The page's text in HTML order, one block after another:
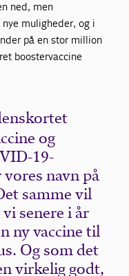
ned, men
muligheder, og i
på en stor million
boostervaccine
og
19-
navn på
samme vil
senere i år
ny vaccine til
Og som det
virkelig godt,